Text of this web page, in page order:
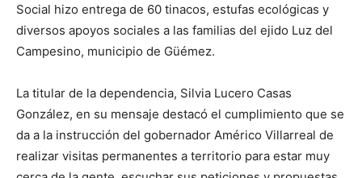
Social hizo entrega de 60 tinacos, estufas ecológicas y
diversos apoyos sociales a las familias del ejido Luz del
Campesino, municipio de Güémez.
La titular de la dependencia, Silvia Lucero Casas
González, en su mensaje destacó el cumplimiento que se
da a la instrucción del gobernador Américo Villarreal de
realizar visitas permanentes a territorio para estar muy